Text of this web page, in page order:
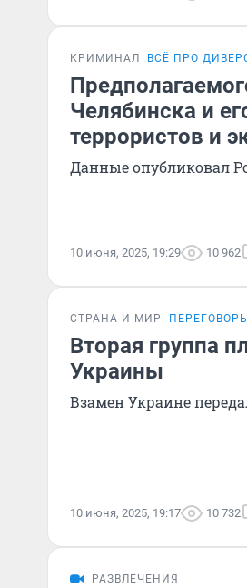
КРИМИНАЛ ВСЁ ПРО
Челябинска и
террористов и
Данные опубликовал
10 июня, 2025, 19:29 10 962
СТРАНА И МИР
Вторая группа
Украины
Взамен Украине
10 июня, 2025, 19:17 10 732
РАЗВЛЕЧЕНИЯ